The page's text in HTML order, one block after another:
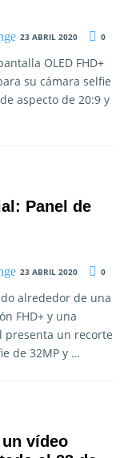
23 ABRIL 2020 0
OLED FHD+
su cámara selfie
aspecto de 20:9 y
Panel de
23 ABRIL 2020 0
alrededor de una
FHD+ y una
presenta un recorte
de 32MP y …
un vídeo